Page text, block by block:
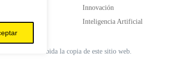
Innovación
Inteligencia Artificial
Prohibida la copia de este sitio web.